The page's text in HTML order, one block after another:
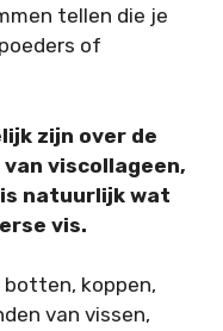
tellen die je
of
zijn over de
viscollageen,
natuurlijk wat
vis.
botten, koppen,
van vissen,